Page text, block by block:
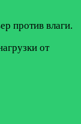
против влаги.
от